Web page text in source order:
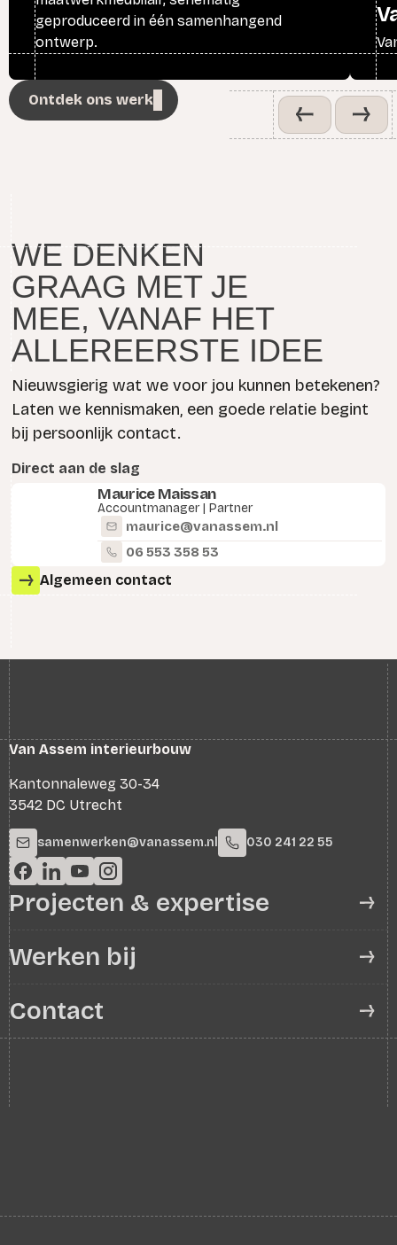
geproduceerd in één samenhangend
ontwerp.
Ontdek ons werk
WE DENKEN
GRAAG MET JE
MEE, VANAF HET
ALLEREERSTE IDEE
Nieuwsgierig wat we voor jou kunnen betekenen?
Laten we kennismaken, een goede relatie begint
bij persoonlijk contact.
Direct aan de slag
Maurice Maissan
Accountmanager | Partner
maurice@vanassem.nl
06 553 358 53
Algemeen contact
Van Assem interieurbouw
Kantonnaleweg 30-34
3542 DC Utrecht
samenwerken@vanassem.nl 030 241 22 55
Projecten & expertise
Werken bij
Contact